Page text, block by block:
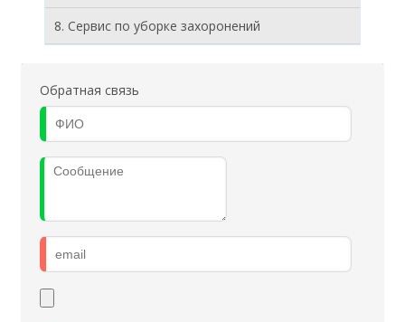
8. Cервис по уборке захоронений
Обратная связь